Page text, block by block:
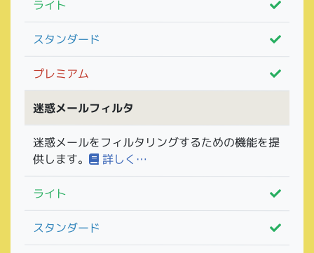
ライト
スタンダード
プレミアム
迷惑メールフィルタ
迷惑メールをフィルタリングするための機能を提
供します。 詳しく…
ライト
スタンダード